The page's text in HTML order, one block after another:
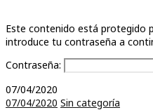
Este contenido está protegido
introduce tu contraseña a
Contraseña:
07/04/2020
07/04/2020 Sin categoría